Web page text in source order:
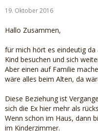
19. Oktober 2016
Hallo Zusammen,
für mich hört es eindeutig
Kind besuchen und sich
Aber einen auf Familie
wäre alles beim Alten, da
Diese Beziehung ist
sich die Ex hier mehr als
Wenn schon im Haus, dann
im Kinderzimmer.